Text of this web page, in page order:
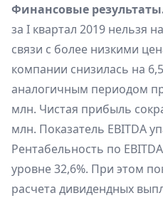
Финансовые
за I квартал 2019 нельзя
связи с более низкими
компании снизилась на
аналогичным периодом
млн. Чистая прибыль
млн. Показатель EBITDA
Рентабельность по
уровне 32,6%. При этом
расчета дивидендных